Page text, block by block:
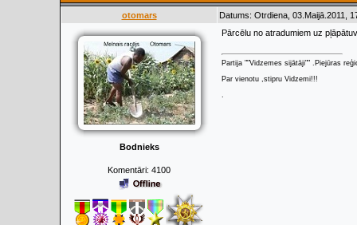
otomars Datums: Otrdiena, 03.Maijā.2011,
Bodnieks
Komentāri: 4100
Pārcēlu no atradumiem uz
Partija ""Vidzemes sijātāji"" .Piejūras
Par vienotu ,stipru Vidzemi!!!
.